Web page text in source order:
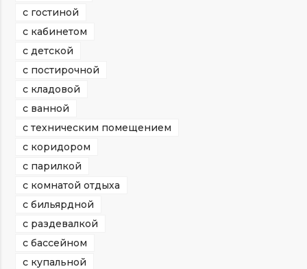
с гостиной
с кабинетом
с детской
с постирочной
с кладовой
с ванной
с техническим помещением
с коридором
с парилкой
с комнатой отдыха
с бильярдной
с раздевалкой
с бассейном
с купальной